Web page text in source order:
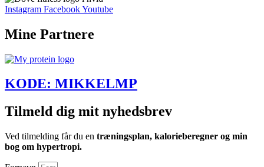
Instagram FacebookYoutube
Mine Partnere
KODE: MIKKELMP
Tilmeld dig mit nyhedsbrev
Ved tilmelding får du en træningsplan, kalorieberegner og min
bog om hypertropi.